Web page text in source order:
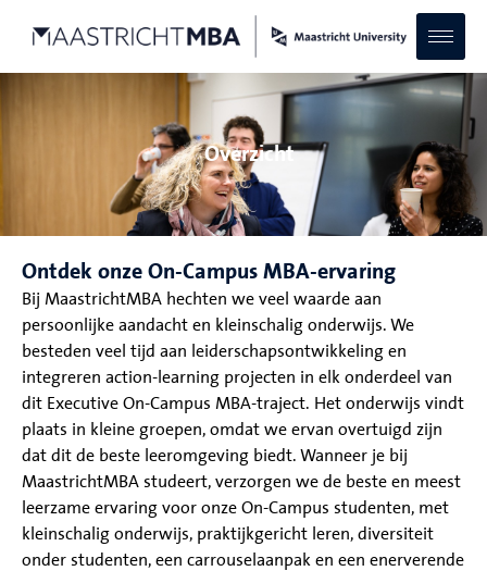
Overzicht
Ontdek onze On-Campus MBA-ervaring
Bij MaastrichtMBA hechten we veel waarde aan
persoonlijke aandacht en kleinschalig onderwijs. We
besteden veel tijd aan leiderschapsontwikkeling en
integreren action-learning projecten in elk onderdeel van
dit Executive On-Campus MBA-traject. Het onderwijs vindt
plaats in kleine groepen, omdat we ervan overtuigd zijn
dat dit de beste leeromgeving biedt. Wanneer je bij
MaastrichtMBA studeert, verzorgen we de beste en meest
leerzame ervaring voor onze On-Campus studenten, met
kleinschalig onderwijs, praktijkgericht leren, diversiteit
onder studenten, een carrouselaanpak en een enerverende